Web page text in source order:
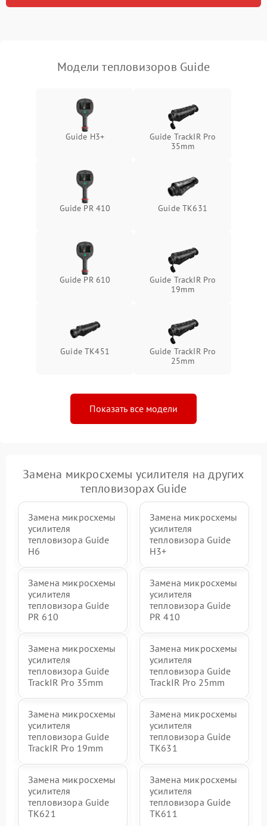
Модели тепловизоров Guide
Guide H3+
Guide TrackIR Pro
35mm
Guide PR 410 Guide TK631
Guide PR 610
Guide TrackIR Pro
19mm
Guide TK451
Guide TrackIR Pro
25mm
Показать все модели
Замена микросхемы усилителя на других
тепловизорах Guide
Замена микросхемы
усилителя
тепловизора Guide
H6
Замена микросхемы
усилителя
тепловизора Guide
H3+
Замена микросхемы
усилителя
тепловизора Guide
PR 610
Замена микросхемы
усилителя
тепловизора Guide
PR 410
Замена микросхемы
усилителя
тепловизора Guide
TrackIR Pro 35mm
Замена микросхемы
усилителя
тепловизора Guide
TrackIR Pro 25mm
Замена микросхемы
усилителя
тепловизора Guide
TrackIR Pro 19mm
Замена микросхемы
усилителя
тепловизора Guide
TK631
Замена микросхемы
усилителя
тепловизора Guide
TK621
Замена микросхемы
усилителя
тепловизора Guide
TK611